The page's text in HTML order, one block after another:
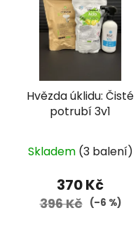
Hvězda úklidu: Čisté
potrubí 3v1
Skladem (3 balení)
370 Kč
396 Kč (–6 %)